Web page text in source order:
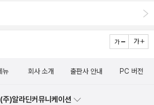
뉴 회사 소개 출판사 안내 PC 버전
(주)알라딘커뮤니케이션